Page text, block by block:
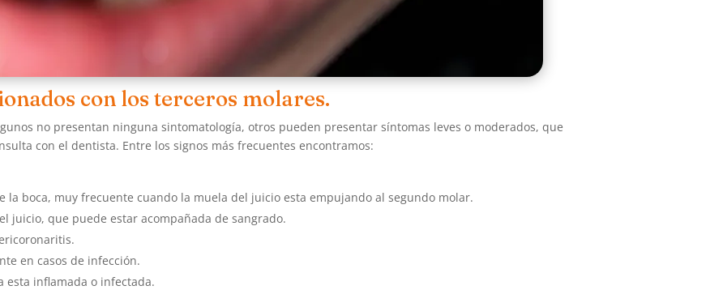
con los terceros molares.
no presentan ninguna sintomatología, otros pueden presentar síntomas leves o moderados, que
con el dentista. Entre los signos más frecuentes encontramos:
la boca, muy frecuente cuando la muela del juicio esta empujando al segundo molar.
juicio, que puede estar acompañada de sangrado.
en casos de infección.
esta inflamada o infectada.